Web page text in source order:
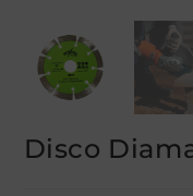
Disco